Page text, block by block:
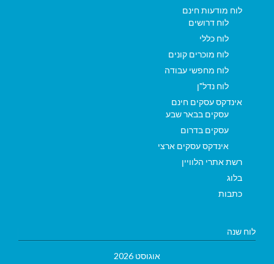
לוח מודעות חינם
לוח דרושים
לוח כללי
לוח מוכרים קונים
לוח מחפשי עבודה
לוח נדל"ן
אינדקס עסקים חינם
עסקים בבאר שבע
עסקים בדרום
אינדקס עסקים ארצי
רשת אתרי הלוויין
בלוג
כתבות
לוח שנה
אוגוסט 2026